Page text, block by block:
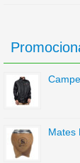
Mates